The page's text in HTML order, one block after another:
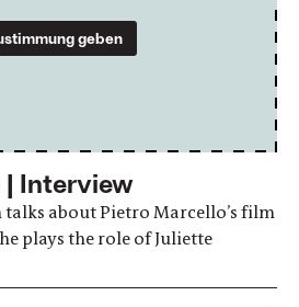
geben
Interview
talks about Pietro Marcello’s film
plays the role of Juliette